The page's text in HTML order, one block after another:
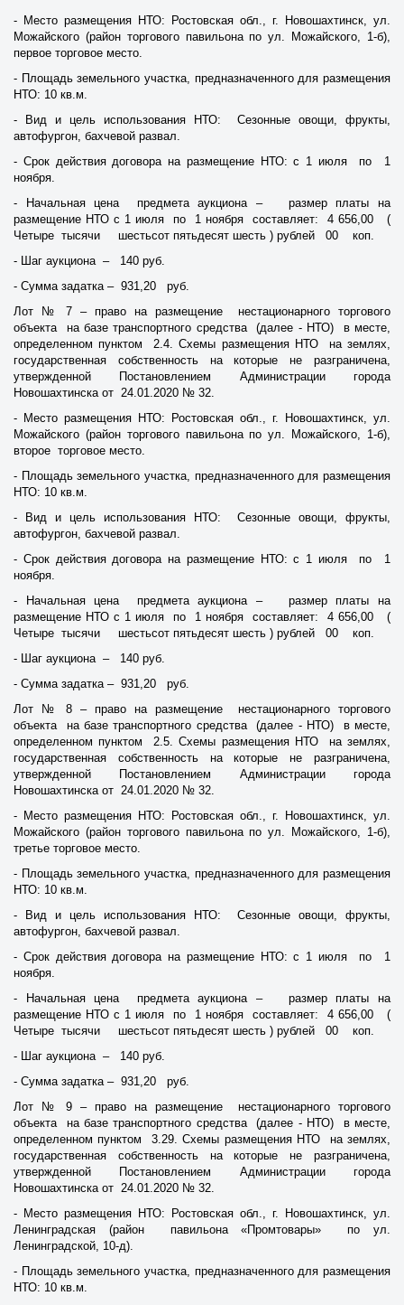
- Место размещения НТО: Ростовская обл., г. Новошахтинск, ул.
Можайского (район торгового павильона по ул. Можайского, 1-б),
первое торговое место.
- Площадь земельного участка, предназначенного для размещения
НТО: 10 кв.м.
- Вид и цель использования НТО: Сезонные овощи, фрукты,
автофургон, бахчевой развал.
- Срок действия договора на размещение НТО: с 1 июля по 1
ноября.
- Начальная цена предмета аукциона – размер платы на
размещение НТО с 1 июля по 1 ноября составляет: 4 656,00 (
Четыре тысячи шестьсот пятьдесят шесть ) рублей 00 коп.
- Шаг аукциона – 140 руб.
- Сумма задатка – 931,20 руб.
Лот № 7 – право на размещение нестационарного торгового
объекта на базе транспортного средства (далее - НТО) в месте,
определенном пунктом 2.4. Схемы размещения НТО на землях,
государственная собственность на которые не разграничена,
утвержденной Постановлением Администрации города
Новошахтинска от 24.01.2020 № 32.
- Место размещения НТО: Ростовская обл., г. Новошахтинск, ул.
Можайского (район торгового павильона по ул. Можайского, 1-б),
второе торговое место.
- Площадь земельного участка, предназначенного для размещения
НТО: 10 кв.м.
- Вид и цель использования НТО: Сезонные овощи, фрукты,
автофургон, бахчевой развал.
- Срок действия договора на размещение НТО: с 1 июля по 1
ноября.
- Начальная цена предмета аукциона – размер платы на
размещение НТО с 1 июля по 1 ноября составляет: 4 656,00 (
Четыре тысячи шестьсот пятьдесят шесть ) рублей 00 коп.
- Шаг аукциона – 140 руб.
- Сумма задатка – 931,20 руб.
Лот № 8 – право на размещение нестационарного торгового
объекта на базе транспортного средства (далее - НТО) в месте,
определенном пунктом 2.5. Схемы размещения НТО на землях,
государственная собственность на которые не разграничена,
утвержденной Постановлением Администрации города
Новошахтинска от 24.01.2020 № 32.
- Место размещения НТО: Ростовская обл., г. Новошахтинск, ул.
Можайского (район торгового павильона по ул. Можайского, 1-б),
третье торговое место.
- Площадь земельного участка, предназначенного для размещения
НТО: 10 кв.м.
- Вид и цель использования НТО: Сезонные овощи, фрукты,
автофургон, бахчевой развал.
- Срок действия договора на размещение НТО: с 1 июля по 1
ноября.
- Начальная цена предмета аукциона – размер платы на
размещение НТО с 1 июля по 1 ноября составляет: 4 656,00 (
Четыре тысячи шестьсот пятьдесят шесть ) рублей 00 коп.
- Шаг аукциона – 140 руб.
- Сумма задатка – 931,20 руб.
Лот № 9 – право на размещение нестационарного торгового
объекта на базе транспортного средства (далее - НТО) в месте,
определенном пунктом 3.29. Схемы размещения НТО на землях,
государственная собственность на которые не разграничена,
утвержденной Постановлением Администрации города
Новошахтинска от 24.01.2020 № 32.
- Место размещения НТО: Ростовская обл., г. Новошахтинск, ул.
Ленинградская (район павильона «Промтовары» по ул.
Ленинградской, 10-д).
- Площадь земельного участка, предназначенного для размещения
НТО: 10 кв.м.